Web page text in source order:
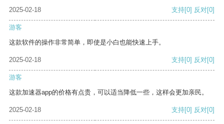
2025-02-18
支持[0] 反对[0]
游客
这款软件的操作非常简单，即使是小白也能快速上手。
2025-02-18 支持[0] 反对[0]
游客
这款加速器app的价格有点贵，可以适当降低一些，这样会更加亲民。
2025-02-18 支持[0] 反对[0]